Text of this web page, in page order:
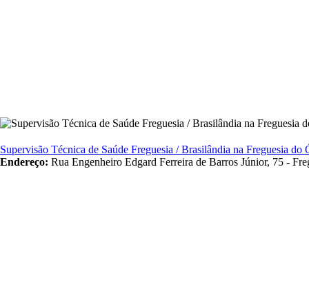
Supervisão Técnica de Saúde Freguesia / Brasilândia na Freguesia do
Endereço: Rua Engenheiro Edgard Ferreira de Barros Júnior, 75 -